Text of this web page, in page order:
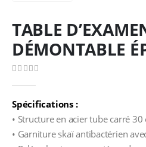
TABLE
DÉMONTABLE
Spécifications :
• Structure en acier tube carré 30
• Garniture skaï antibactérien